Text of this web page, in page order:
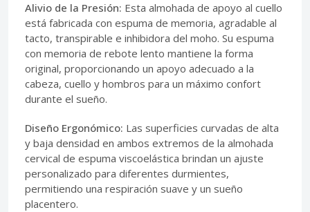
Alivio de la Presión: Esta almohada de apoyo al cuello
está fabricada con espuma de memoria, agradable al
tacto, transpirable e inhibidora del moho. Su espuma
con memoria de rebote lento mantiene la forma
original, proporcionando un apoyo adecuado a la
cabeza, cuello y hombros para un máximo confort
durante el sueño.
Diseño Ergonómico: Las superficies curvadas de alta
y baja densidad en ambos extremos de la almohada
cervical de espuma viscoelástica brindan un ajuste
personalizado para diferentes durmientes,
permitiendo una respiración suave y un sueño
placentero.